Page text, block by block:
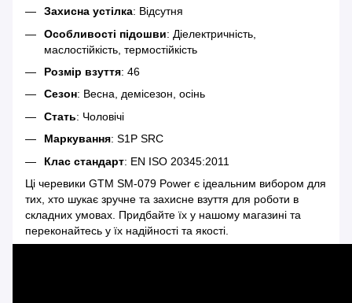
Захисна устілка: Відсутня
Особливості підошви: Діелектричність,
маслостійкість, термостійкість
Розмір взуття: 46
Сезон: Весна, демісезон, осінь
Стать: Чоловічі
Маркування: S1P SRC
Клас стандарт: EN ISO 20345:2011
Ці черевики GTM SM-079 Power є ідеальним вибором для
тих, хто шукає зручне та захисне взуття для роботи в
складних умовах. Придбайте їх у нашому магазині та
переконайтесь у їх надійності та якості.